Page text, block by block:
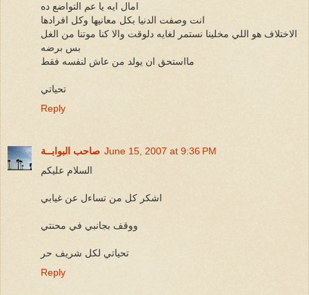
امال ايه يا عم التواضع ده
انت وصفت الدنيا بكل معانيها وكل افرادها
الاختلاف هو اللي مخلينا نستمر لغايه دلوقت والا كنا موتنا من الغل
بس برضه
مااستحق ان يولد من عاش لنفسه فقط
تحياتي
Reply
صاحب البوابــة June 15, 2007 at 9:36 PM
السلام عليكم
اشكر كل من تساءل عن غيابي
ووقف بجانبي في محنتي
تحياتي لكل شريف حر
Reply